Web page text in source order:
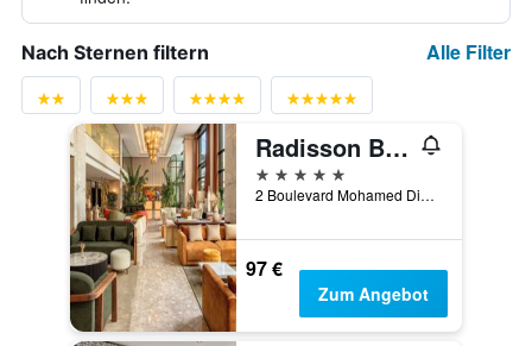
Nach Sternen filtern Alle Filter
Radisson Blu Hotel Casablanca City Center
5 Sterne
2 Boulevard Mohamed Diouri, Casablanca, Marokko
97 €
Zum Angebot